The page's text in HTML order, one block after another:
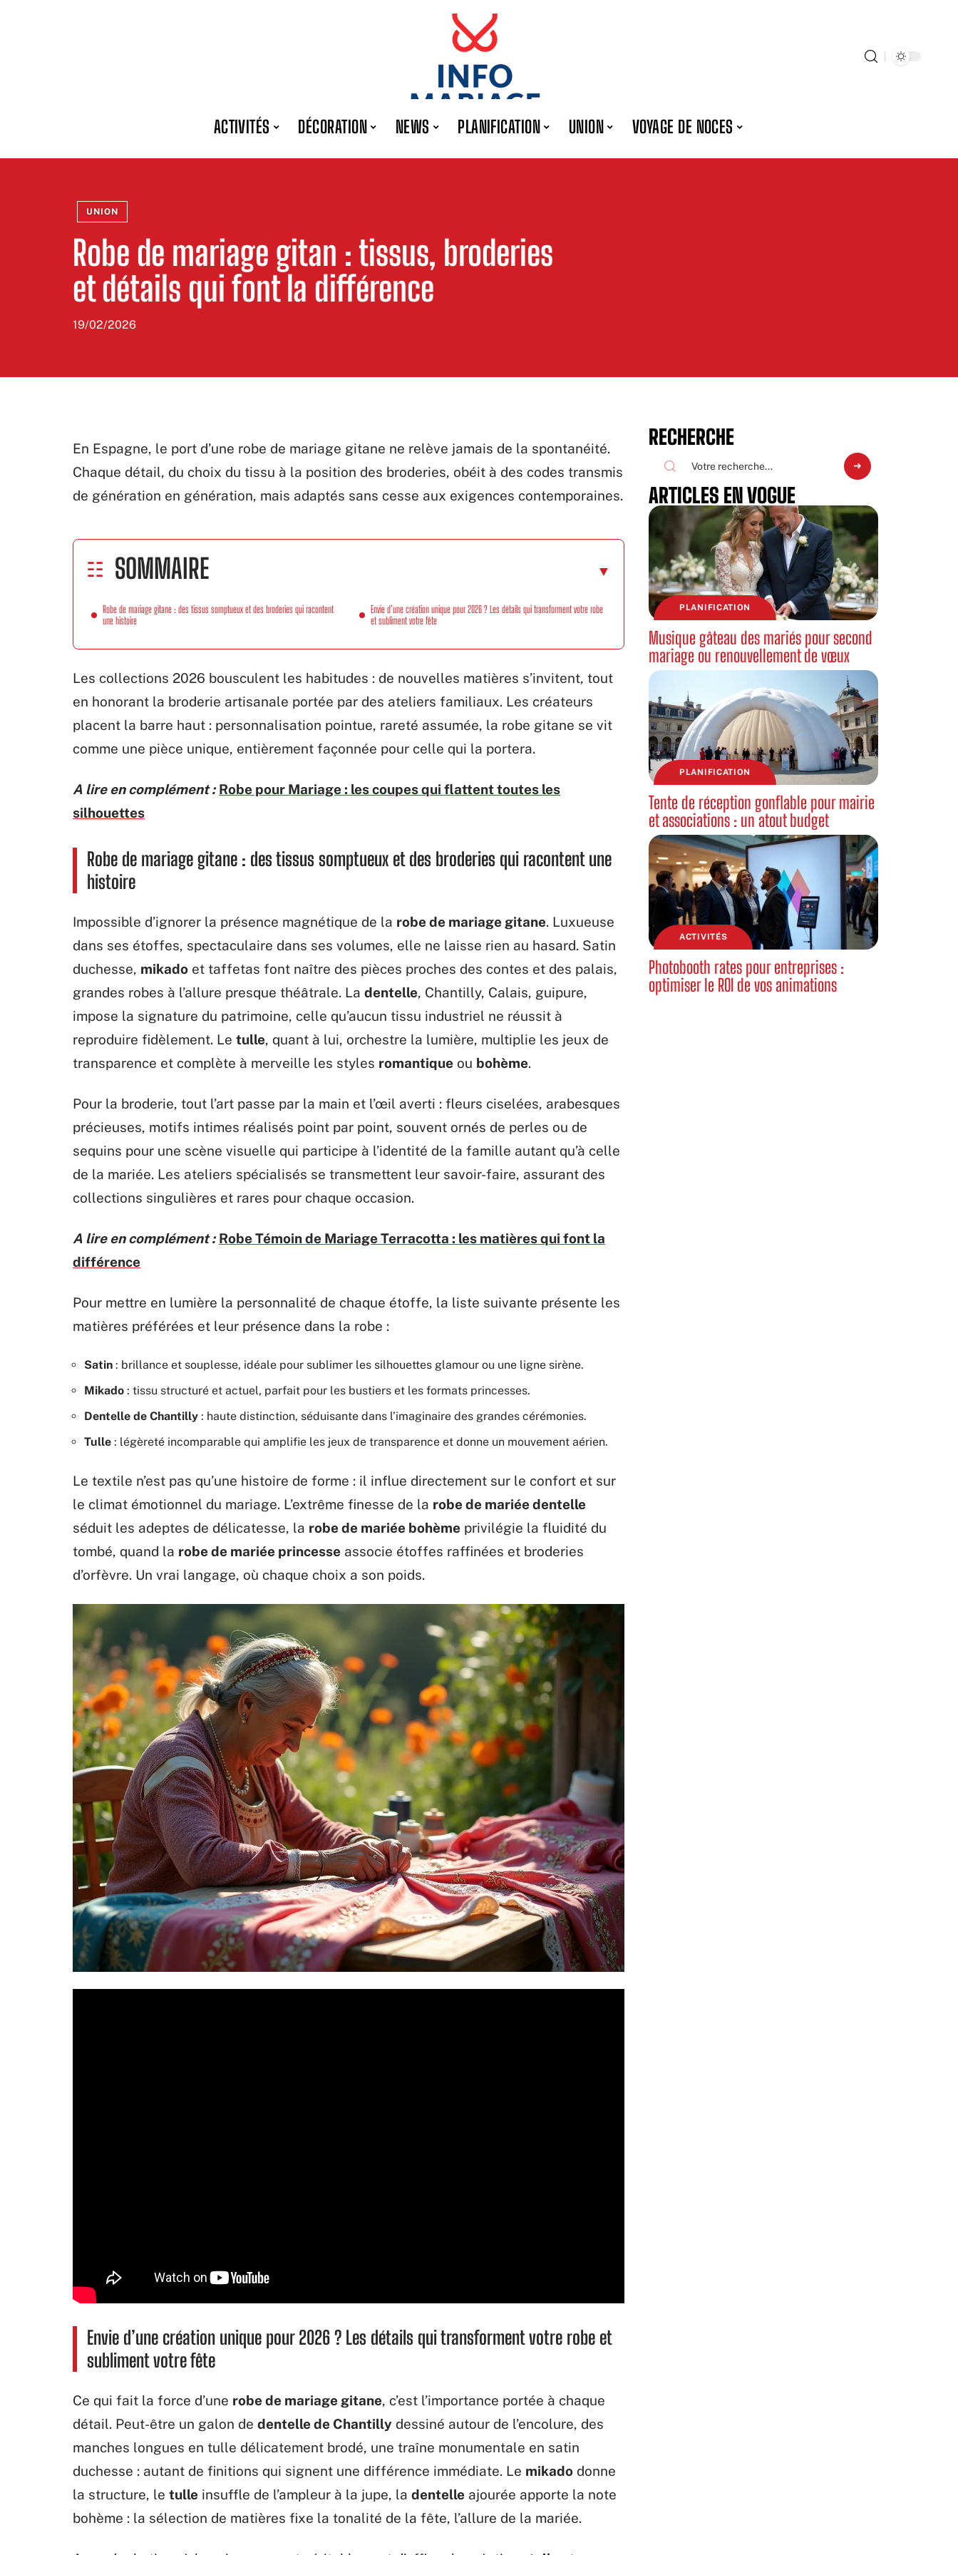
ACTIVITÉS DÉCORATION NEWS PLANIFICATION UNION VOYAGE DE NOCES
UNION
Robe de mariage gitan : tissus, broderies
et détails qui font la différence
19/02/2026
En Espagne, le port d’une robe de mariage gitane ne relève jamais de la spontanéité.
Chaque détail, du choix du tissu à la position des broderies, obéit à des codes transmis
de génération en génération, mais adaptés sans cesse aux exigences contemporaines.
SOMMAIRE
Robe de mariage gitane : des tissus somptueux et des broderies qui racontent
une histoire
Envie d’une création unique pour 2026 ? Les détails qui transforment votre robe
et subliment votre fête
Les collections 2026 bousculent les habitudes : de nouvelles matières s’invitent, tout
en honorant la broderie artisanale portée par des ateliers familiaux. Les créateurs
placent la barre haut : personnalisation pointue, rareté assumée, la robe gitane se vit
comme une pièce unique, entièrement façonnée pour celle qui la portera.
A lire en complément : Robe pour Mariage : les coupes qui flattent toutes les
silhouettes
Robe de mariage gitane : des tissus somptueux et des broderies qui racontent une
histoire
Impossible d’ignorer la présence magnétique de la robe de mariage gitane. Luxueuse
dans ses étoffes, spectaculaire dans ses volumes, elle ne laisse rien au hasard. Satin
duchesse, mikado et taffetas font naître des pièces proches des contes et des palais,
grandes robes à l’allure presque théâtrale. La dentelle, Chantilly, Calais, guipure,
impose la signature du patrimoine, celle qu’aucun tissu industriel ne réussit à
reproduire fidèlement. Le tulle, quant à lui, orchestre la lumière, multiplie les jeux de
transparence et complète à merveille les styles romantique ou bohème.
Pour la broderie, tout l’art passe par la main et l’œil averti : fleurs ciselées, arabesques
précieuses, motifs intimes réalisés point par point, souvent ornés de perles ou de
sequins pour une scène visuelle qui participe à l’identité de la famille autant qu’à celle
de la mariée. Les ateliers spécialisés se transmettent leur savoir-faire, assurant des
collections singulières et rares pour chaque occasion.
A lire en complément : Robe Témoin de Mariage Terracotta : les matières qui font la
différence
Pour mettre en lumière la personnalité de chaque étoffe, la liste suivante présente les
matières préférées et leur présence dans la robe :
Satin : brillance et souplesse, idéale pour sublimer les silhouettes glamour ou une ligne sirène.
Mikado : tissu structuré et actuel, parfait pour les bustiers et les formats princesses.
Dentelle de Chantilly : haute distinction, séduisante dans l’imaginaire des grandes cérémonies.
Tulle : légèreté incomparable qui amplifie les jeux de transparence et donne un mouvement aérien.
Le textile n’est pas qu’une histoire de forme : il influe directement sur le confort et sur
le climat émotionnel du mariage. L’extrême finesse de la robe de mariée dentelle
séduit les adeptes de délicatesse, la robe de mariée bohème privilégie la fluidité du
tombé, quand la robe de mariée princesse associe étoffes raffinées et broderies
d’orfèvre. Un vrai langage, où chaque choix a son poids.
Envie d’une création unique pour 2026 ? Les détails qui transforment votre robe et
subliment votre fête
Ce qui fait la force d’une robe de mariage gitane, c’est l’importance portée à chaque
détail. Peut-être un galon de dentelle de Chantilly dessiné autour de l’encolure, des
manches longues en tulle délicatement brodé, une traîne monumentale en satin
duchesse : autant de finitions qui signent une différence immédiate. Le mikado donne
la structure, le tulle insuffle de l’ampleur à la jupe, la dentelle ajourée apporte la note
bohème : la sélection de matières fixe la tonalité de la fête, l’allure de la mariée.
RECHERCHE
ARTICLES EN VOGUE
PLANIFICATION
Musique gâteau des mariés pour second
mariage ou renouvellement de vœux
PLANIFICATION
Tente de réception gonflable pour mairie
et associations : un atout budget
ACTIVITÉS
Photobooth rates pour entreprises :
optimiser le ROI de vos animations